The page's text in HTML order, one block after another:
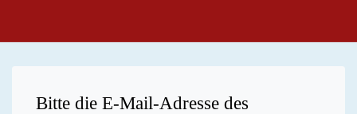
Bitte die E-Mail-Adresse des